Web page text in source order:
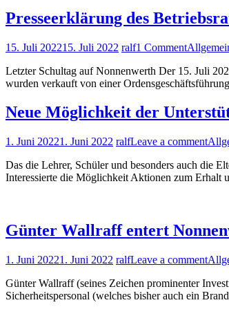
Presseerklärung des
15. Juli 202215. Juli 2022 ralf1 Comment
Letzter Schultag auf Nonnenwerth Der 15. Juli
wurden verkauft von einer
Neue Möglichkeit der
1. Juni 20221. Juni 2022 ralfLeave a comment
Das die Lehrer, Schüler und besonders auch die
Interessierte die Möglichkeit Aktionen zum Erhalt
Günter Wallraff entert
1. Juni 20221. Juni 2022 ralfLeave a comment
Günter Wallraff (seines Zeichen prominenter
Sicherheitspersonal (welches bisher auch ein